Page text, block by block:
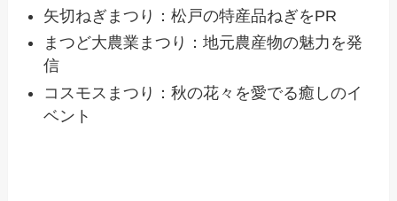
矢切ねぎまつり：松戸の特産品ねぎをPR
まつど大農業まつり：地元農産物の魅力を発
信
コスモスまつり：秋の花々を愛でる癒しのイ
ベント